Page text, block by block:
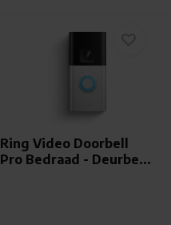
Ring Video Doorbell
Pro Bedraad - Deurbe...